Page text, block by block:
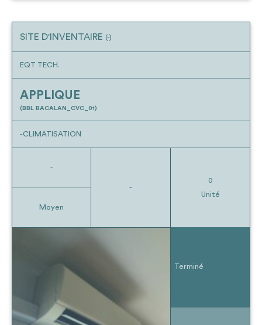
SITE D'INVENTAIRE (-)
EQT TECH.
APPLIQUE
(BBL BACALAN_CVC_01)
-CLIMATISATION
-
Moyen
-
0
Unité
Terminé